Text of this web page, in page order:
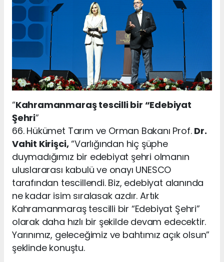
“Kahramanmaraş tescilli bir “Edebiyat
Şehri”
66. Hükümet Tarım ve Orman Bakanı Prof. Dr.
Vahit Kirişci,“Varlığından hiç şüphe
duymadığımız bir edebiyat şehri olmanın
uluslararası kabulü ve onayı UNESCO
tarafından tescillendi. Biz, edebiyat alanında
ne kadar isim sıralasak azdır. Artık
Kahramanmaraş tescilli bir “Edebiyat Şehri”
olarak daha hızlı bir şekilde devam edecektir.
Yarınımız, geleceğimiz ve bahtımız açık olsun”
şeklinde konuştu.